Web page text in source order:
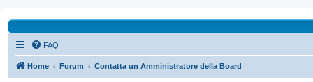
FAQ
Home Forum Contatta un Amministratore della Board